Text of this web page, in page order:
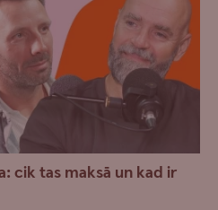
cik tas maksā un kad ir